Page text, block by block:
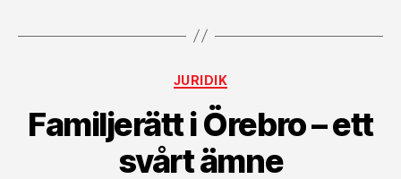
Kategorier
JURIDIK
Familjerätt i Örebro – ett
svårt ämne